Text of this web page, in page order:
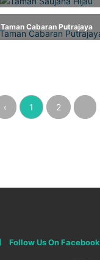
Taman Cabaran Putrajaya
‹ 1 2
Follow Us On Facebook